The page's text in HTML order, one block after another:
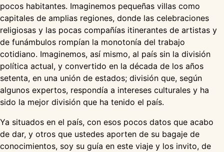
pocos habitantes. Imaginemos pequeñas villas como
capitales de amplias regiones, donde las celebraciones
religiosas y las pocas compañías itinerantes de artistas y
de funámbulos rompían la monotonía del trabajo
cotidiano. Imaginemos, así mismo, al país sin la división
política actual, y convertido en la década de los años
setenta, en una unión de estados; división que, según
algunos expertos, respondía a intereses culturales y ha
sido la mejor división que ha tenido el país.
Ya situados en el país, con esos pocos datos que acabo
de dar, y otros que ustedes aporten de su bagaje de
conocimientos, soy su guía en este viaje y los invito, de